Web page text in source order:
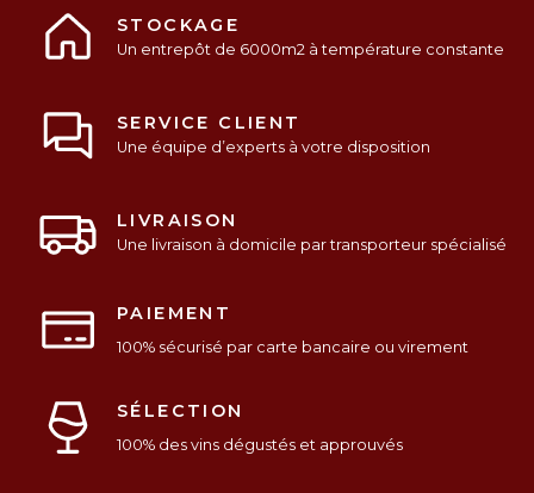
STOCKAGE
Un entrepôt de 6000m2 à température constante
SERVICE CLIENT
Une équipe d’experts à votre disposition
LIVRAISON
Une livraison à domicile par transporteur spécialisé
PAIEMENT
100% sécurisé par carte bancaire ou virement
SÉLECTION
100% des vins dégustés et approuvés